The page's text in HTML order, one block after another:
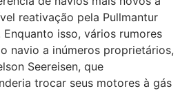
reativação pela Pullmantur
isso, vários rumores
navio a inúmeros proprietários,
Seereisen, que
trocar seus motores à gás